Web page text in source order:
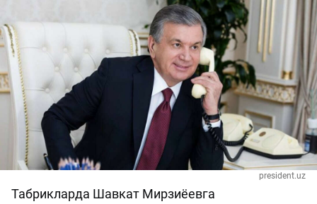
president.uz
Табрикларда Шавкат Мирзиёевга